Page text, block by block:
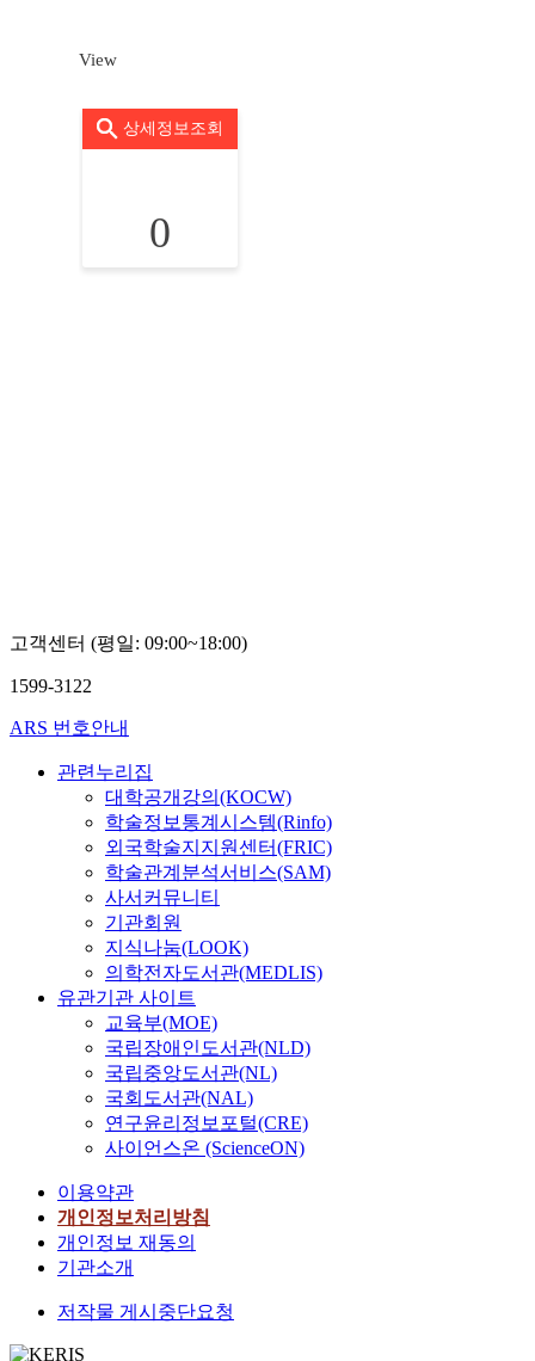
View
상세정보조회
0
고객센터 (평일: 09:00~18:00)
1599-3122
ARS 번호안내
관련누리집
대학공개강의(KOCW)
학술정보통계시스템(Rinfo)
외국학술지지원센터(FRIC)
학술관계분석서비스(SAM)
사서커뮤니티
기관회원
지식나눔(LOOK)
의학전자도서관(MEDLIS)
유관기관 사이트
교육부(MOE)
국립장애인도서관(NLD)
국립중앙도서관(NL)
국회도서관(NAL)
연구윤리정보포털(CRE)
사이언스온 (ScienceON)
이용약관
개인정보처리방침
개인정보 재동의
기관소개
저작물 게시중단요청